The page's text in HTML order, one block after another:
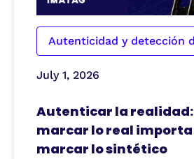
Autenticidad y detección
July 1, 2026
Autenticar la realidad:
marcar lo real importa
marcar lo sintético